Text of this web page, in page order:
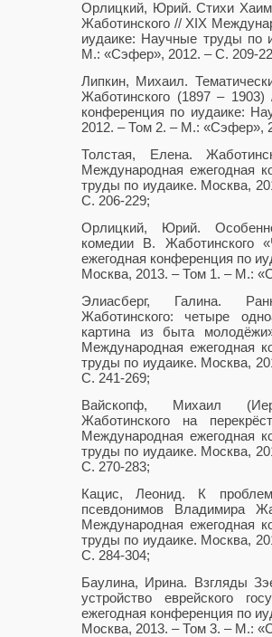
Орлицкий, Юрий. Стихи
Жаботинского // XIX
иудаике: Научные труды по
М.: «Сэфер», 2012. – С. 209-
Липкин, Михаил.
Жаботинского (1897 –
конференция по иудаике:
2012. – Том 2. – М.: «Сэфер»,
Толстая, Елена.
Международная ежегодная
труды по иудаике. Москва,
С. 206-229;
Орлицкий, Юрий.
комедии В. Жаботинского
ежегодная конференция по
Москва, 2013. – Том 1. – М.:
Элиасберг, Галина.
Жаботинского: четыре
картина из быта
Международная ежегодная
труды по иудаике. Москва,
С. 241-269;
Вайскопф, Михаил
Жаботинского на
Международная ежегодная
труды по иудаике. Москва,
С. 270-283;
Кацис, Леонид. К
псевдонимов Владимира
Международная ежегодная
труды по иудаике. Москва,
С. 284-304;
Баулина, Ирина. Взгляды
устройство еврейского
ежегодная конференция по
Москва, 2013. – Том 3. – М.: